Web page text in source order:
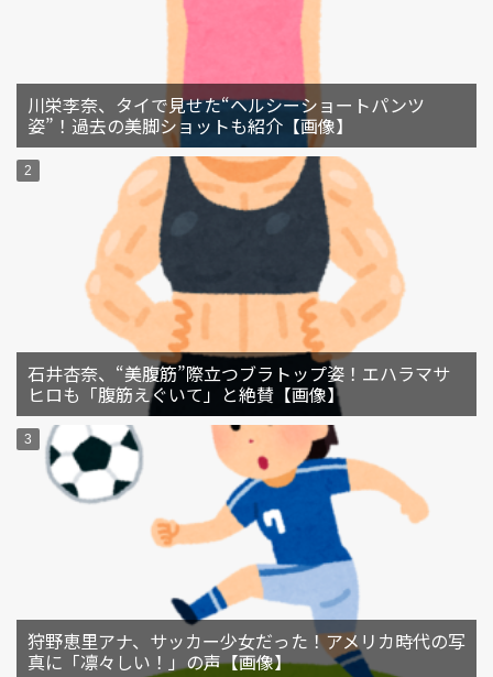
川栄李奈、タイで見せた“ヘルシーショートパンツ
姿”！過去の美脚ショットも紹介【画像】
石井杏奈、“美腹筋”際立つブラトップ姿！エハラマサ
ヒロも「腹筋えぐいて」と絶賛【画像】
狩野恵里アナ、サッカー少女だった！アメリカ時代の写
真に「凛々しい！」の声【画像】